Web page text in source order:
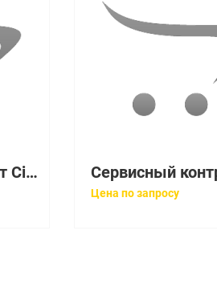
Сервисный контракт Cisco CON-SNT-WSC312TC
Цена по запросу